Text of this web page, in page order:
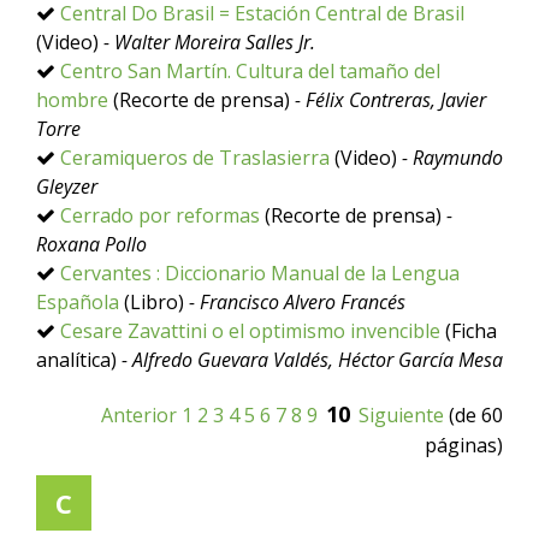
Central Do Brasil = Estación Central de Brasil
(Video) - Walter Moreira Salles Jr.
Centro San Martín. Cultura del tamaño del
hombre (Recorte de prensa) - Félix Contreras, Javier
Torre
Ceramiqueros de Traslasierra (Video) - Raymundo
Gleyzer
Cerrado por reformas (Recorte de prensa) -
Roxana Pollo
Cervantes : Diccionario Manual de la Lengua
Española (Libro) - Francisco Alvero Francés
Cesare Zavattini o el optimismo invencible (Ficha
analítica) - Alfredo Guevara Valdés, Héctor García Mesa
Anterior 1 2 3 45 6 78 9 10 Siguiente (de 60
páginas)
C